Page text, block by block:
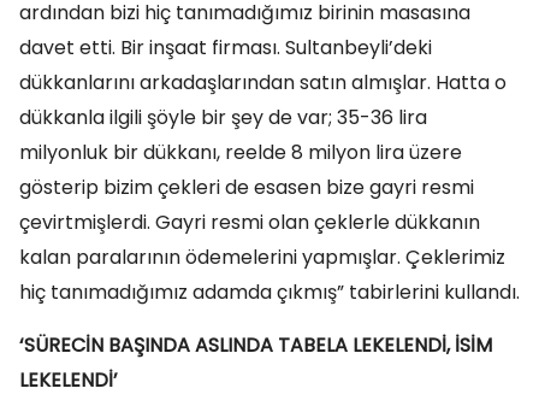
ardından bizi hiç tanımadığımız birinin masasına
davet etti. Bir inşaat firması. Sultanbeyli’deki
dükkanlarını arkadaşlarından satın almışlar. Hatta o
dükkanla ilgili şöyle bir şey de var; 35-36 lira
milyonluk bir dükkanı, reelde 8 milyon lira üzere
gösterip bizim çekleri de esasen bize gayri resmi
çevirtmişlerdi. Gayri resmi olan çeklerle dükkanın
kalan paralarının ödemelerini yapmışlar. Çeklerimiz
hiç tanımadığımız adamda çıkmış” tabirlerini kullandı.
‘SÜRECİN BAŞINDA ASLINDA TABELA LEKELENDİ, İSİM
LEKELENDİ’